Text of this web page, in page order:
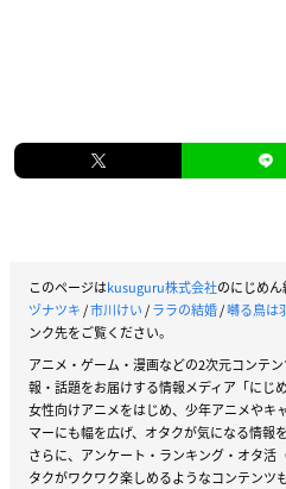
このページはkusuguru株式会社のにじめん
ヅナツキ/市川けい/ララの結婚/囀る鳥は
ンク先をご覧ください。
アニメ・ゲーム・漫画などの2次元コンテ
報・話題をお届けする情報メディア「にじめ
女性向けアニメをはじめ、少年アニメやキ
マーにも幅を広げ、オタクが気になる情報
さらに、アンケート・ランキング・オタ活
タクがワクワク楽しめるようなコンテンツ